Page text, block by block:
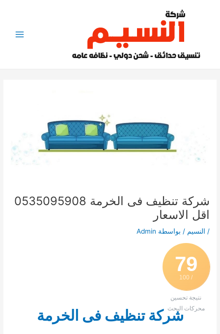
شركة تنظيف فى الخرمة 0535095908
اقل الاسعار
/ النسيم / بواسطة Admin
79
/ 100
نتيجة تحسين
محركات البحثشركة تنظيف فى الخرمة